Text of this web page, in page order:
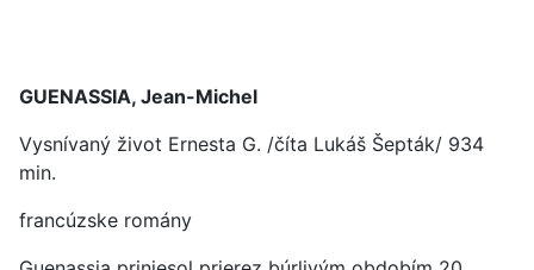
GUENASSIA, Jean-Michel
Vysnívaný život Ernesta G. /číta Lukáš Šepták/ 934
min.
francúzske romány